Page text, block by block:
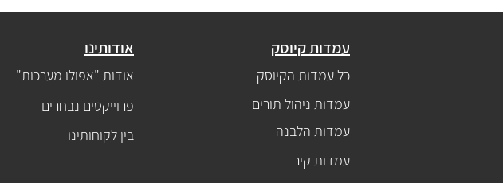
אודותינו
אודות "אפולו מערכות"
פרוייקטים נבחרים
בין לקוחותינו
עמדות קיוסק
כל עמדות הקיוסק
עמדות ניהול תורים
עמדות הלבנה
עמדות קיר